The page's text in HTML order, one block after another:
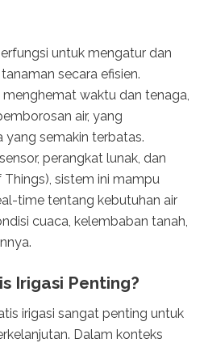
untuk mengatur dan
secara efisien.
waktu dan tenaga,
air, yang
yang semakin terbatas.
perangkat lunak, dan
sistem ini mampu
time tentang kebutuhan air
cuaca, kelembaban tanah,
Irigasi Penting?
irigasi sangat penting untuk
Dalam konteks